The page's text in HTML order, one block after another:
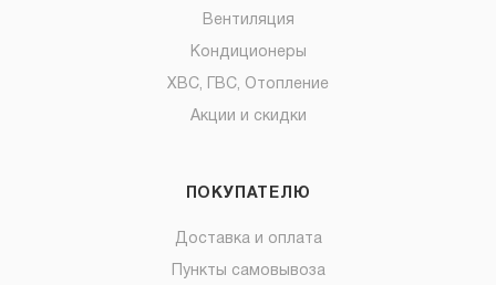
Вентиляция
Кондиционеры
ХВС, ГВС, Отопление
Акции и скидки
ПОКУПАТЕЛЮ
Доставка и оплата
Пункты самовывоза